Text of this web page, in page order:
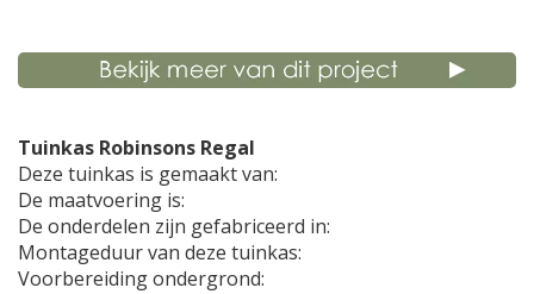
Tuinkas Robinsons Regal
Deze tuinkas is gemaakt van:
De maatvoering is:
De onderdelen zijn gefabriceerd in:
Montageduur van deze tuinkas:
Voorbereiding ondergrond: